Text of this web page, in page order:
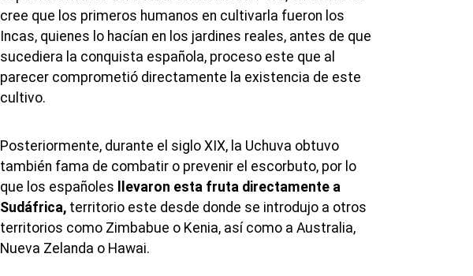
cree que los primeros humanos en cultivarla fueron los
Incas, quienes lo hacían en los jardines reales, antes de que
sucediera la conquista española, proceso este que al
parecer comprometió directamente la existencia de este
cultivo.
Posteriormente, durante el siglo XIX, la Uchuva obtuvo
también fama de combatir o prevenir el escorbuto, por lo
que los españoles
llevaron esta fruta directamente a
Sudáfrica, territorio este desde donde se introdujo a otros
territorios como Zimbabue o Kenia, así como a Australia,
Nueva Zelanda o Hawai.